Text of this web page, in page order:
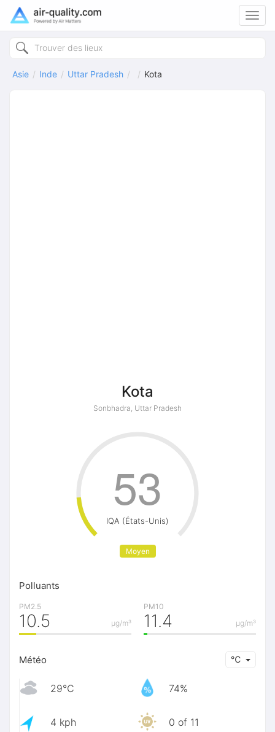
Asie Inde Uttar Pradesh Kota
Kota
Sonbhadra, Uttar Pradesh
IQA (États-Unis)
Moyen
53
Polluants
PM2.5
μg/m³
10.5
PM10
μg/m³
11.4
Météo ℃
29℃ 74%
4 kph 0 of 11